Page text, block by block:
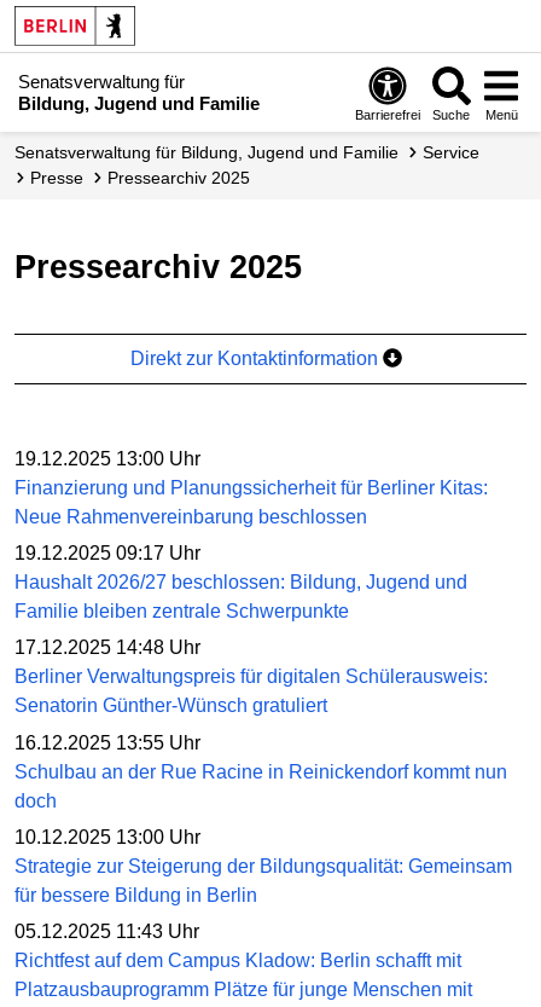
Senatsverwaltung für
Bildung, Jugend und Familie
Barrierefrei Suche Menü
Senats­verwaltung für Bildung, Jugend und Familie
Service
Presse
Pressearchiv 2025
Pressearchiv 2025
Direkt zur Kontaktinformation
19.12.2025 13:00 Uhr
Finanzierung und Planungssicherheit für Berliner Kitas:
Neue Rahmenvereinbarung beschlossen
19.12.2025 09:17 Uhr
Haushalt 2026/27 beschlossen: Bildung, Jugend und
Familie bleiben zentrale Schwerpunkte
17.12.2025 14:48 Uhr
Berliner Verwaltungspreis für digitalen Schülerausweis:
Senatorin Günther-Wünsch gratuliert
16.12.2025 13:55 Uhr
Schulbau an der Rue Racine in Reinickendorf kommt nun
doch
10.12.2025 13:00 Uhr
Strategie zur Steigerung der Bildungsqualität: Gemeinsam
für bessere Bildung in Berlin
05.12.2025 11:43 Uhr
Richtfest auf dem Campus Kladow: Berlin schafft mit
Platzausbauprogramm Plätze für junge Menschen mit